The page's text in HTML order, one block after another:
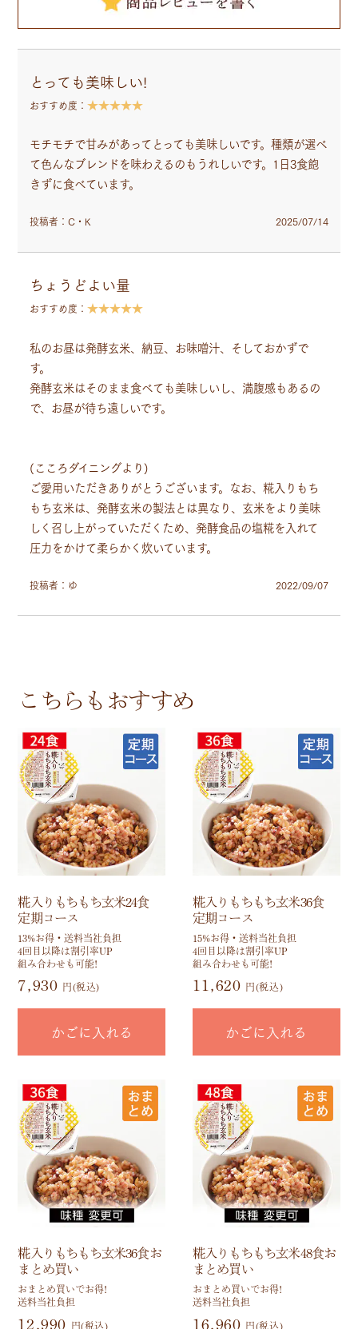
とっても美味しい!
おすすめ度： ★★★★★
モチモチで甘みがあってとっても美味しいです。種類が選べ
て色んなブレンドを味わえるのもうれしいです。1日3食飽
きずに食べています。
投稿者：C・K 2025/07/14
ちょうどよい量
おすすめ度： ★★★★★
私のお昼は発酵玄米、納豆、お味噌汁、そしておかずで
す。
発酵玄米はそのまま食べても美味しいし、満腹感もあるの
で、お昼が待ち遠しいです。
(こころダイニングより)
ご愛用いただきありがとうございます。なお、糀入りもち
もち玄米は、発酵玄米の製法とは異なり、玄米をより美味
しく召し上がっていただくため、発酵食品の塩糀を入れて
圧力をかけて柔らかく炊いています。
投稿者：ゆ 2022/09/07
こちらもおすすめ
糀入りもちもち玄米24食
定期コース
13%お得・送料当社負担
4回目以降は割引率UP
組み合わせも可能!
7,930 円(税込)
かごに入れる
糀入りもちもち玄米36食
定期コース
15%お得・送料当社負担
4回目以降は割引率UP
組み合わせも可能!
11,620 円(税込)
かごに入れる
糀入りもちもち玄米36食お
まとめ買い
おまとめ買いでお得!
送料当社負担
12,990 円(税込)
糀入りもちもち玄米48食お
まとめ買い
おまとめ買いでお得!
送料当社負担
16,960 円(税込)